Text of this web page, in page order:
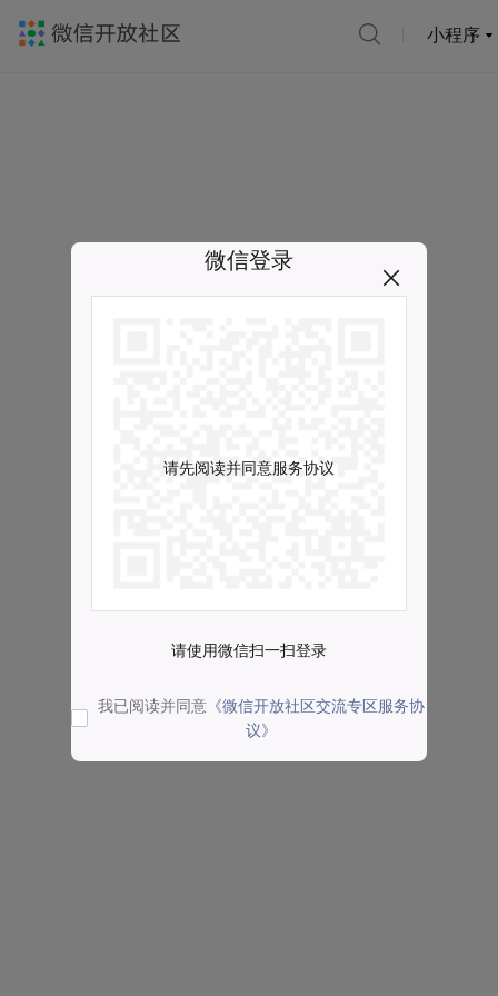
小程序
微信登录
请先阅读并同意服务协议
请使用微信扫一扫登录
我已阅读并同意 《微信开放社区交流专区服务协
议》